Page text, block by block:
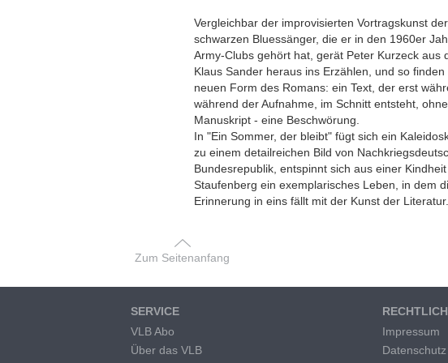
Vergleichbar der improvisierten Vortragskunst
schwarzen Bluessänger, die er in den 1960er
Army-Clubs gehört hat, gerät Peter Kurzeck aus
Klaus Sander heraus ins Erzählen, und so
neuen Form des Romans: ein Text, der erst
während der Aufnahme, im Schnitt entsteht,
Manuskript - eine Beschwörung.
In "Ein Sommer, der bleibt" fügt sich ein
zu einem detailreichen Bild von
Bundesrepublik, entspinnt sich aus einer
Staufenberg ein exemplarisches Leben, in dem
Erinnerung in eins fällt mit der Kunst der Literatur.
Zum Seitenanfang
SERVICE
VLB Abo
Über das VLB
Impressum
Datenschutz